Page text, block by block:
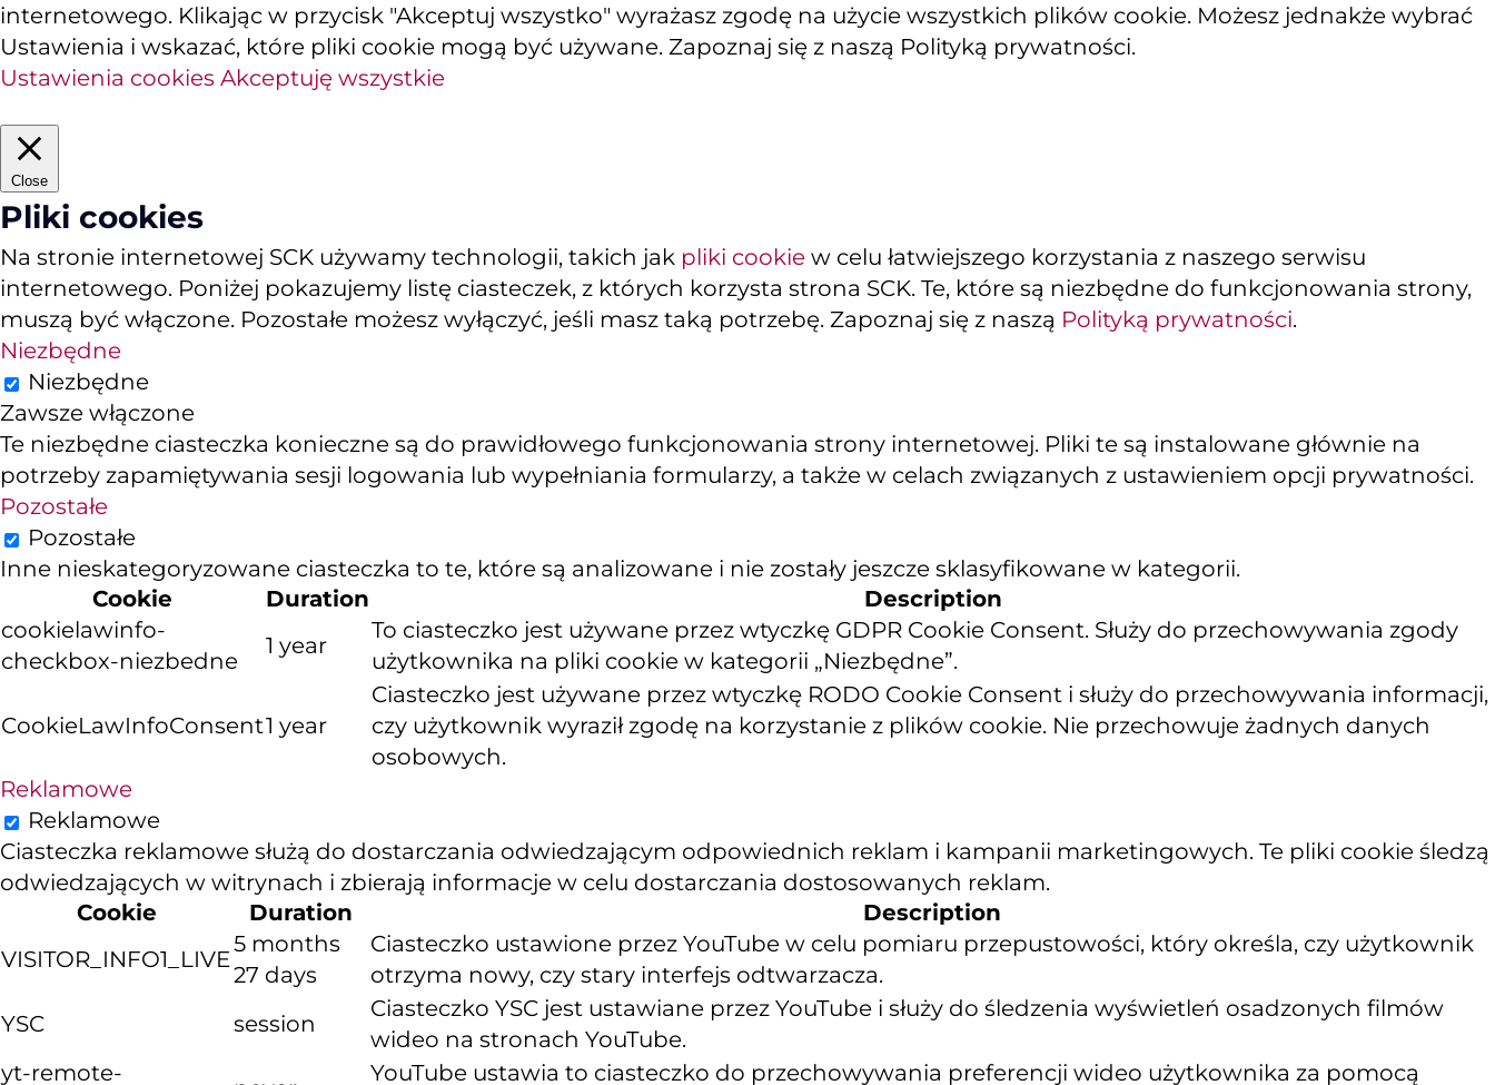
internetowego. Klikając w przycisk "Akceptuj wszystko" wyrażasz zgodę na użycie wszystkich plików cookie. Możesz jednakże wybrać
Ustawienia i wskazać, które pliki cookie mogą być używane. Zapoznaj się z naszą Polityką prywatności.
Ustawienia cookies Akceptuję wszystkie
Close
Pliki cookies
Na stronie internetowej SCK używamy technologii, takich jak pliki cookie w celu łatwiejszego korzystania z naszego serwisu
internetowego. Poniżej pokazujemy listę ciasteczek, z których korzysta strona SCK. Te, które są niezbędne do funkcjonowania strony,
muszą być włączone. Pozostałe możesz wyłączyć, jeśli masz taką potrzebę. Zapoznaj się z naszą Polityką prywatności.
Niezbędne
Niezbędne
Zawsze włączone
Te niezbędne ciasteczka konieczne są do prawidłowego funkcjonowania strony internetowej. Pliki te są instalowane głównie na
potrzeby zapamiętywania sesji logowania lub wypełniania formularzy, a także w celach związanych z ustawieniem opcji prywatności.
Pozostałe
Pozostałe
Inne nieskategoryzowane ciasteczka to te, które są analizowane i nie zostały jeszcze sklasyfikowane w kategorii.
Cookie
Duration
Description
cookielawinfo-
checkbox-niezbedne
1 year
To ciasteczko jest używane przez wtyczkę GDPR Cookie Consent. Służy do przechowywania zgody
użytkownika na pliki cookie w kategorii „Niezbędne”.
CookieLawInfoConsent1 year
Ciasteczko jest używane przez wtyczkę RODO Cookie Consent i służy do przechowywania informacji,
czy użytkownik wyraził zgodę na korzystanie z plików cookie. Nie przechowuje żadnych danych
osobowych.
Reklamowe
Reklamowe
Ciasteczka reklamowe służą do dostarczania odwiedzającym odpowiednich reklam i kampanii marketingowych. Te pliki cookie śledzą
odwiedzających w witrynach i zbierają informacje w celu dostarczania dostosowanych reklam.
Cookie
Duration
Description
VISITOR_INFO1_LIVE
5 months
27 days
Ciasteczko ustawione przez YouTube w celu pomiaru przepustowości, który określa, czy użytkownik
otrzyma nowy, czy stary interfejs odtwarzacza.
YSC
session
Ciasteczko YSC jest ustawiane przez YouTube i służy do śledzenia wyświetleń osadzonych filmów
wideo na stronach YouTube.
yt-remote-
YouTube ustawia to ciasteczko do przechowywania preferencji wideo użytkownika za pomocą